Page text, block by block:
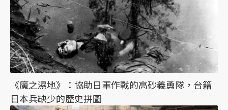
《魔之濕地》：協助日軍作戰的高砂義勇隊，台籍
日本兵缺少的歷史拼圖